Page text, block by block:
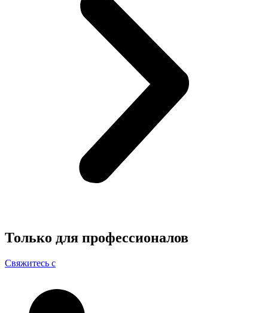
Только для профессионалов
Свяжитесь с